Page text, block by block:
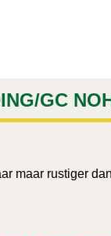
GC
maar rustiger dan